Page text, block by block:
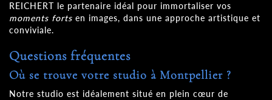
REICHERT le partenaire idéal pour immortaliser vos
moments forts en images, dans une approche artistique et
conviviale.
Questions fréquentes
Où se trouve votre studio à Montpellier ?
Notre studio est idéalement situé en plein cœur de